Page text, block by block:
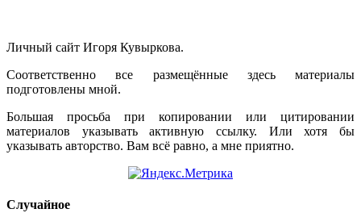
Личный сайт Игоря Кувыркова.
Соответственно все размещённые здесь материалы
подготовлены мной.
Большая просьба при копировании или цитировании
материалов указывать активную ссылку. Или хотя бы
указывать авторство. Вам всё равно, а мне приятно.
Cлучайное